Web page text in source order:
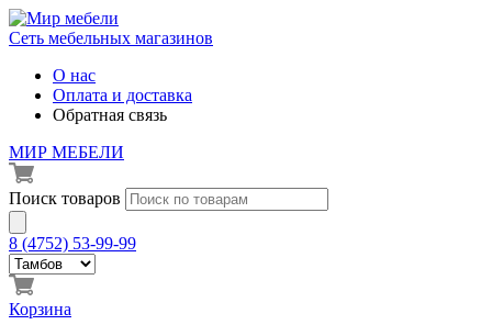
Сеть мебельных магазинов
О нас
Оплата и доставка
Обратная связь
МИР МЕБЕЛИ
Поиск товаров
8 (4752) 53-99-99
Корзина